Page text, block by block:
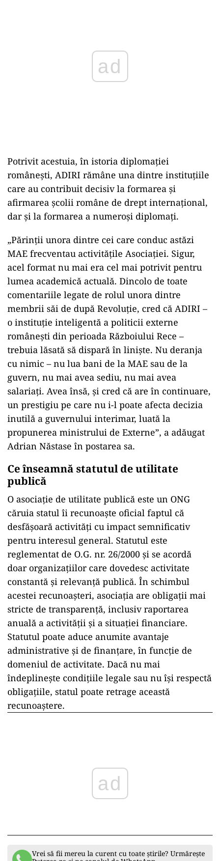
ad
Potrivit acestuia, în istoria diplomaţiei
româneşti, ADIRI rămâne una dintre instituţiile
care au contribuit decisiv la formarea şi
afirmarea şcolii române de drept internaţional,
dar şi la formarea a numeroşi diplomaţi.
„Părinţii unora dintre cei care conduc astăzi
MAE frecventau activităţile Asociaţiei. Sigur,
acel format nu mai era cel mai potrivit pentru
lumea academică actuală. Dincolo de toate
comentariile legate de rolul unora dintre
membrii săi de după Revoluţie, cred că ADIRI –
o instituţie inteligentă a politicii externe
româneşti din perioada Războiului Rece –
trebuia lăsată să dispară în linişte. Nu deranja
cu nimic – nu lua bani de la MAE sau de la
guvern, nu mai avea sediu, nu mai avea
salariaţi. Avea însă, şi cred că are în continuare,
un prestigiu pe care nu i-l poate afecta decizia
inutilă a guvernului interimar, luată la
propunerea ministrului de Externe”, a adăugat
Adrian Năstase în postarea sa.
Ce înseamnă statutul de utilitate
publică
O asociație de utilitate publică este un ONG
căruia statul îi recunoaște oficial faptul că
desfășoară activități cu impact semnificativ
pentru interesul general. Statutul este
reglementat de O.G. nr. 26/2000 și se acordă
doar organizațiilor care dovedesc activitate
constantă și relevanță publică. În schimbul
acestei recunoașteri, asociația are obligații mai
stricte de transparență, inclusiv raportarea
anuală a activității și a situației financiare.
Statutul poate aduce anumite avantaje
administrative și de finanțare, în funcție de
domeniul de activitate. Dacă nu mai
îndeplinește condițiile legale sau nu își respectă
obligațiile, statul poate retrage această
recunoaștere.
ad
Vrei să fii mereu la curent cu toate știrile? Urmărește